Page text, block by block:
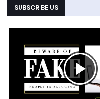
SUBSCRIBE US